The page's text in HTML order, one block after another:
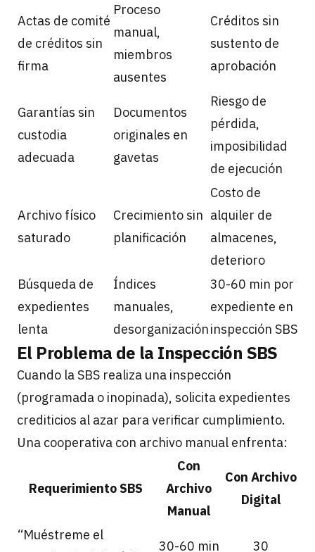
Actas de comité
de créditos sin
firma
Proceso
manual,
miembros
ausentes
Créditos sin
sustento de
aprobación
Garantías sin
custodia
adecuada
Documentos
originales en
gavetas
Riesgo de
pérdida,
imposibilidad
de ejecución
Archivo físico
saturado
Crecimiento sin
planificación
Costo de
alquiler de
almacenes,
deterioro
Búsqueda de
expedientes
lenta
Índices
manuales,
desorganización
30-60 min por
expediente en
inspección SBS
El Problema de la Inspección SBS
Cuando la SBS realiza una inspección
(programada o inopinada), solicita expedientes
crediticios al azar para verificar cumplimiento.
Una cooperativa con archivo manual enfrenta:
Requerimiento SBS
Con
Archivo
Manual
Con Archivo
Digital
“Muéstreme el
30-60 min
30